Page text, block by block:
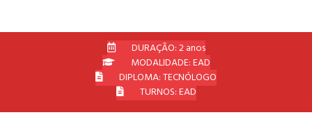
DURAÇÃO: 2 anos
MODALIDADE: EAD
DIPLOMA: TECNÓLOGO
TURNOS: EAD